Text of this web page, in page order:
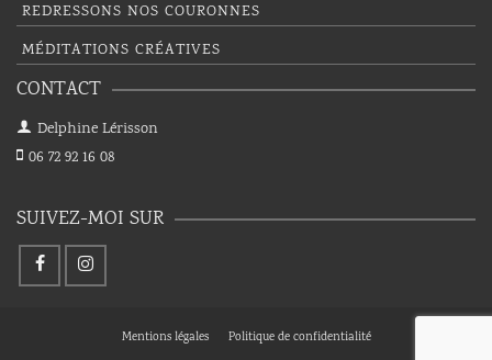
REDRESSONS NOS COURONNES
MÉDITATIONS CRÉATIVES
CONTACT
Delphine Lérisson
06 72 92 16 08
SUIVEZ-MOI SUR
Mentions légales Politique de confidentialité